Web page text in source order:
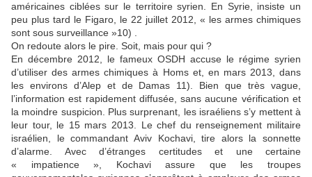
américaines ciblées sur le territoire syrien. En Syrie, insiste un
peu plus tard le Figaro, le 22 juillet 2012, « les armes chimiques
sont sous surveillance »10) .
On redoute alors le pire. Soit, mais pour qui ?
En décembre 2012, le fameux OSDH accuse le régime syrien
d’utiliser des armes chimiques à Homs et, en mars 2013, dans
les environs d’Alep et de Damas 11). Bien que très vague,
l’information est rapidement diffusée, sans aucune vérification et
la moindre suspicion. Plus surprenant, les israéliens s’y mettent à
leur tour, le 15 mars 2013. Le chef du renseignement militaire
israélien, le commandant Aviv Kochavi, tire alors la sonnette
d’alarme. Avec d’étranges certitudes et une certaine
« impatience », Kochavi assure que les troupes